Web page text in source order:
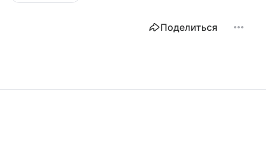
Поделиться